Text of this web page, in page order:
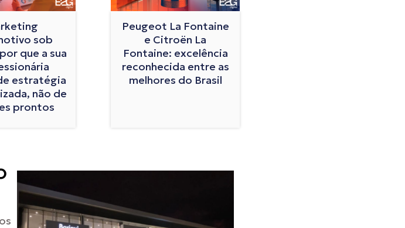
sob
que a sua
estratégia
não de
prontos
Peugeot La Fontaine
e Citroën La
Fontaine: excelência
reconhecida entre as
melhores do Brasil